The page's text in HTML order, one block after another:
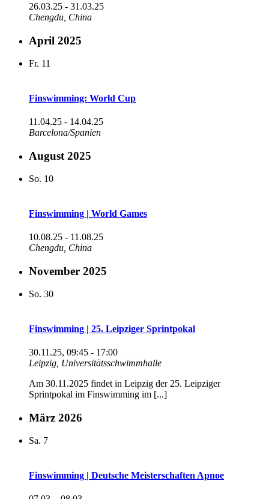
26.03.25 - 31.03.25
Chengdu, China
April 2025
Fr. 11
Finswimming: World Cup
11.04.25 - 14.04.25
Barcelona/Spanien
August 2025
So. 10
Finswimming | World Games
10.08.25 - 11.08.25
Chengdu, China
November 2025
So. 30
Finswimming | 25. Leipziger Sprintpokal
30.11.25, 09:45 - 17:00
Leipzig, Universitätsschwimmhalle
Am 30.11.2025 findet in Leipzig der 25. Leipziger
Sprintpokal im Finswimming im [...]
März 2026
Sa. 7
Finswimming | Deutsche Meisterschaften Apnoe